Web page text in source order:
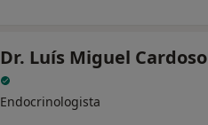
Dr. Luís Miguel Cardoso
Endocrinologista